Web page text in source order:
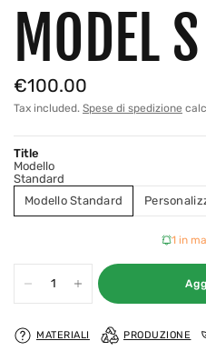
MODEL
€100.00
Tax included. Spese di spedizione
Title
Modello
Standard
Modello Standard
1 in
MATERIALI PRODUZIONE